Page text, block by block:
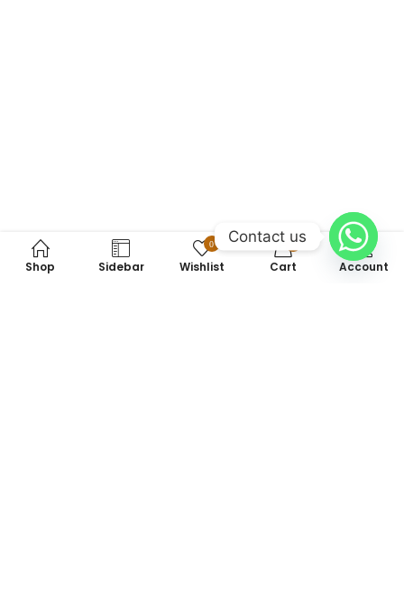
Shop Sidebar
0
Wishlist
0
Cart Account
Contact us